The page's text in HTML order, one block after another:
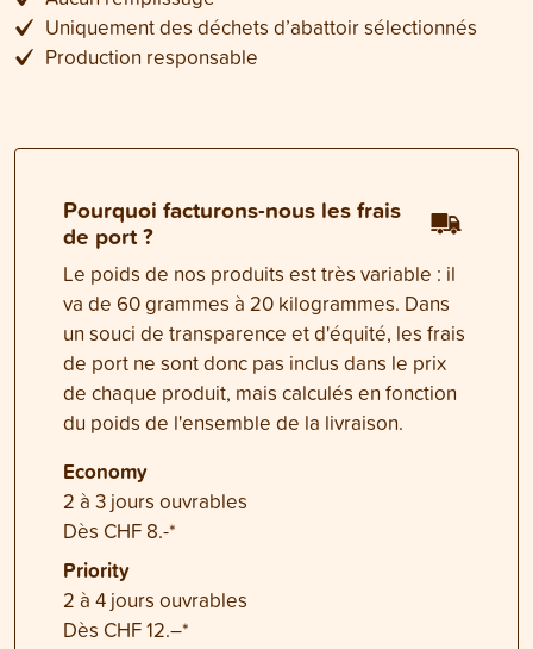
Uniquement des déchets d’abattoir sélectionnés
Production responsable
Pourquoi facturons-nous les frais
de port ?
Le poids de nos produits est très variable : il
va de 60 grammes à 20 kilogrammes. Dans
un souci de transparence et d'équité, les frais
de port ne sont donc pas inclus dans le prix
de chaque produit, mais calculés en fonction
du poids de l'ensemble de la livraison.
Economy
2 à 3 jours ouvrables
Dès CHF 8.-*
Priority
2 à 4 jours ouvrables
Dès CHF 12.–*